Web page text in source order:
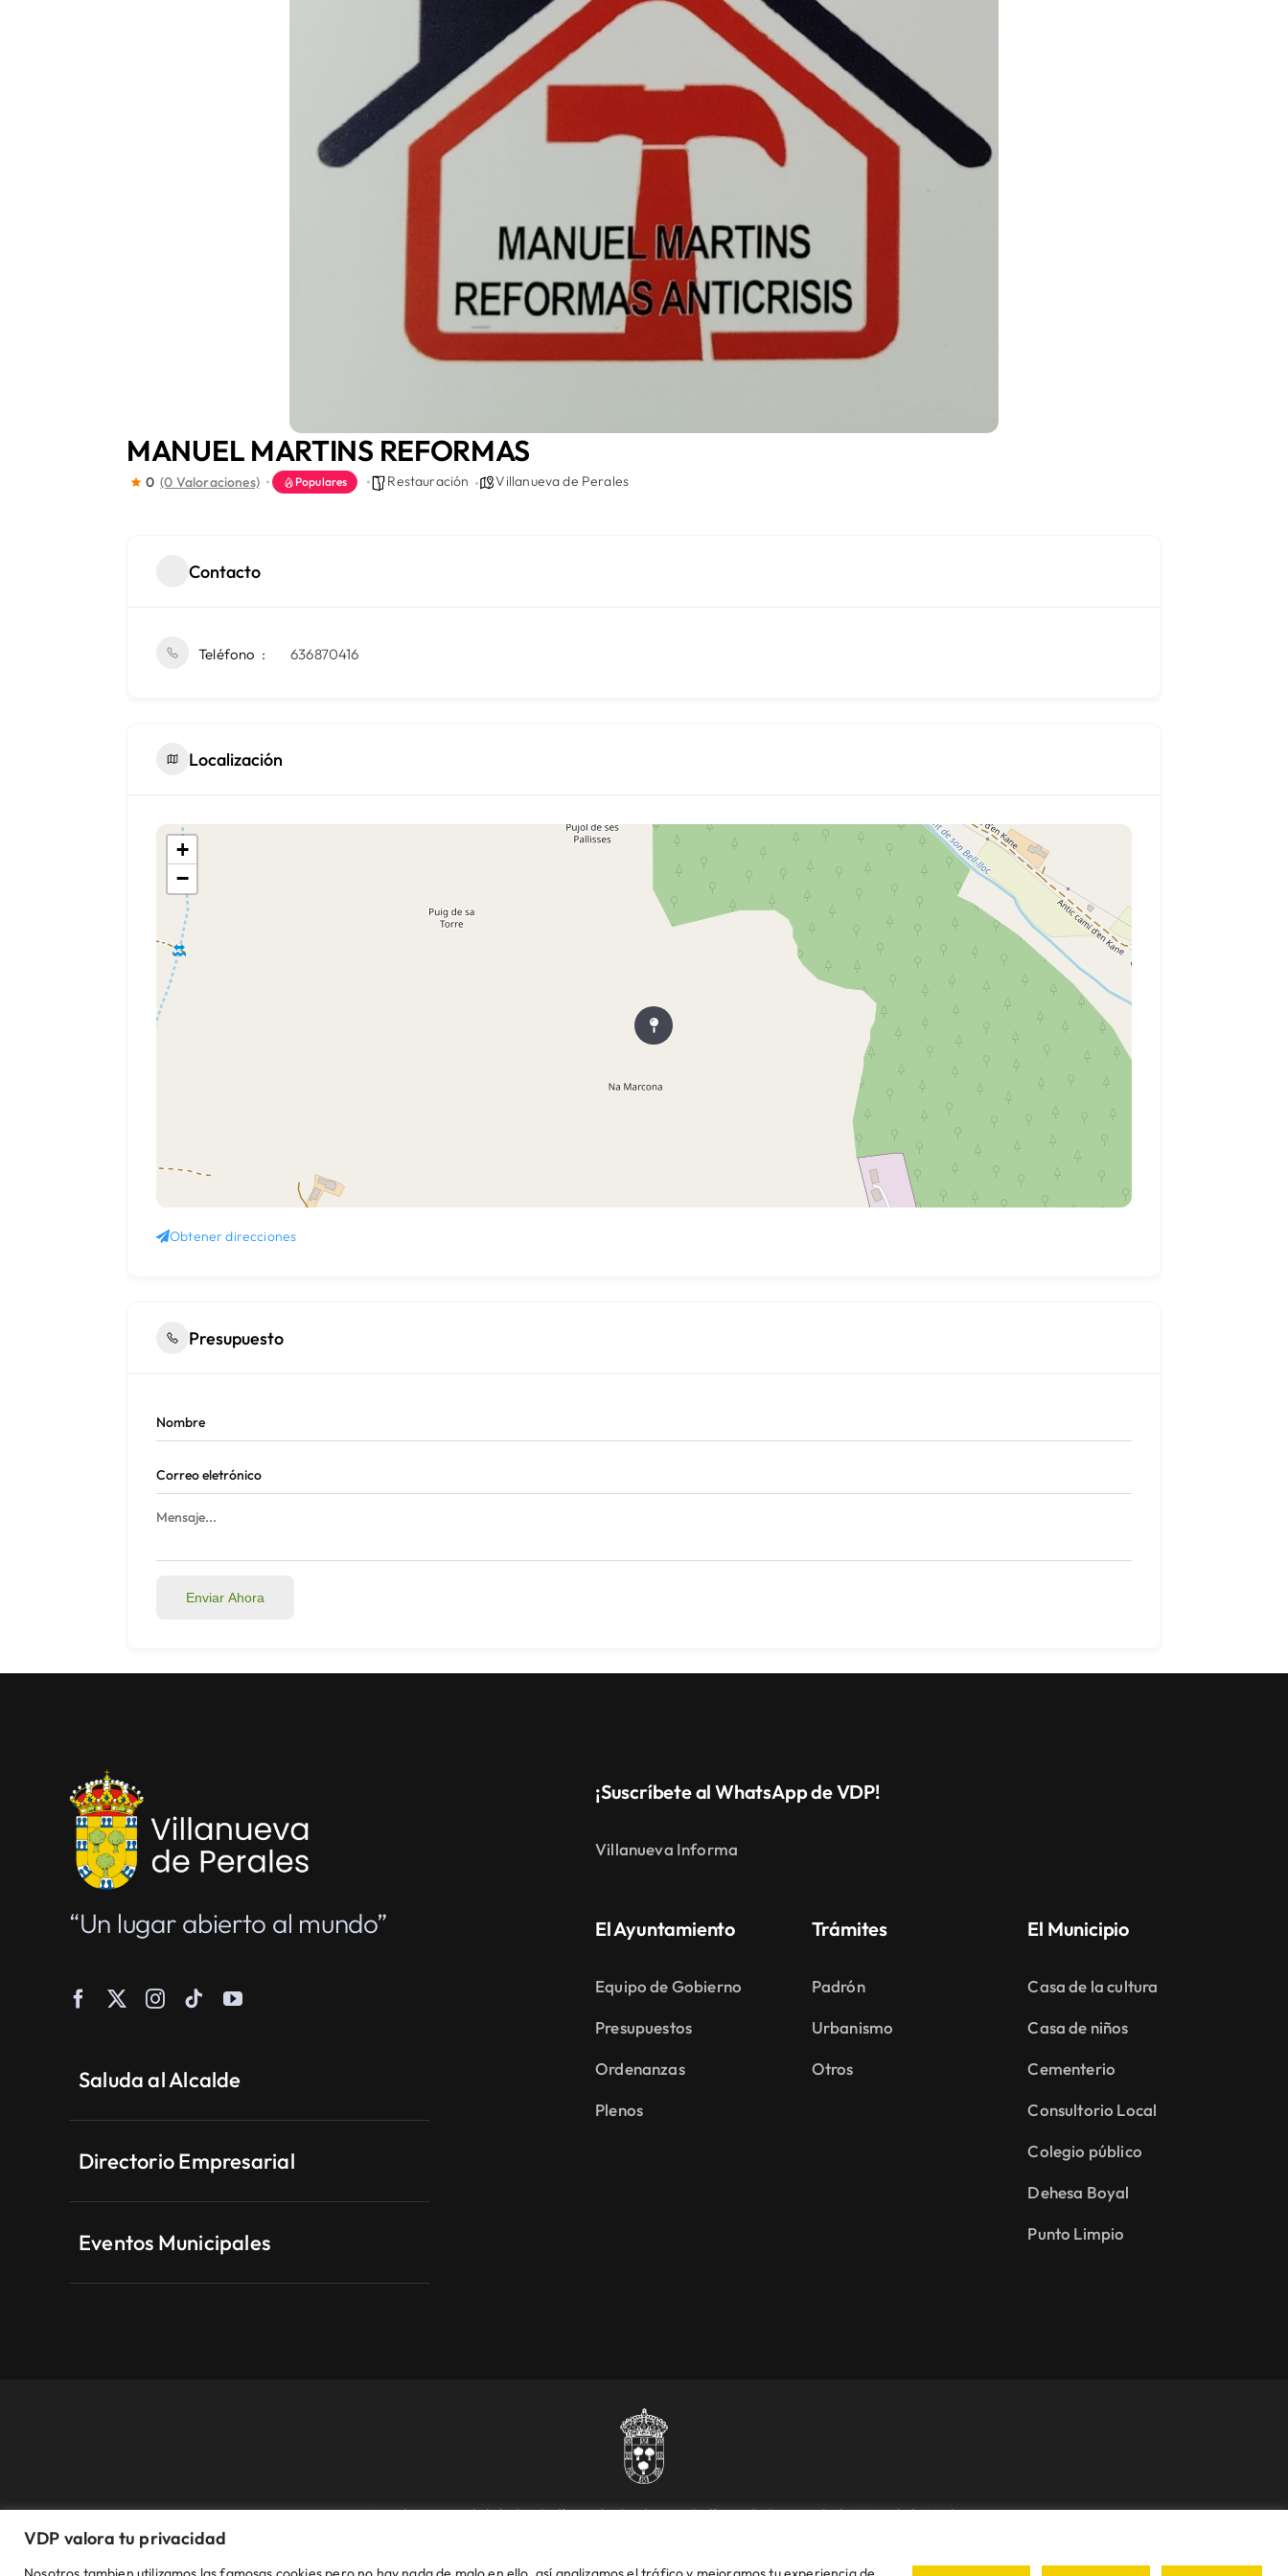
VDP valora tu privacidad
MANUEL MARTINS REFORMAS
0 (0 Valoraciones) Populares Restauración Villanueva de Perales
Contacto
Teléfono 636870416
Localización
+
−
Obtener direcciones
Presupuesto
Enviar Ahora
“Un lugar abierto al mundo”
Saluda al Alcalde
Directorio Empresarial
Eventos Municipales
¡Suscríbete al WhatsApp de VDP!
Villanueva Informa
El Ayuntamiento
Equipo de Gobierno
Presupuestos
Ordenanzas
Plenos
Trámites
Padrón
Urbanismo
Otros
El Municipio
Casa de la cultura
Casa de niños
Cementerio
Consultorio Local
Colegio público
Dehesa Boyal
Punto Limpio
Aviso Legal Accesibilidad Política de Cookies Política de Privacidad Uso de la Web
© VDP 2000 - 2026 •Ayuntamiento de Villanueva de PeralesPlaza de la Constitución, 1 – 28609 Villanueva de Perales | Madrid • Todos los derechos reservados • Diseñado con ❤ poriDEA